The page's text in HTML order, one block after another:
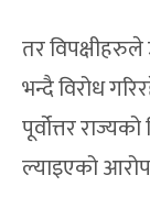
तर
भन्दै विरोध
पूर्वोत्तर
ल्याइएको